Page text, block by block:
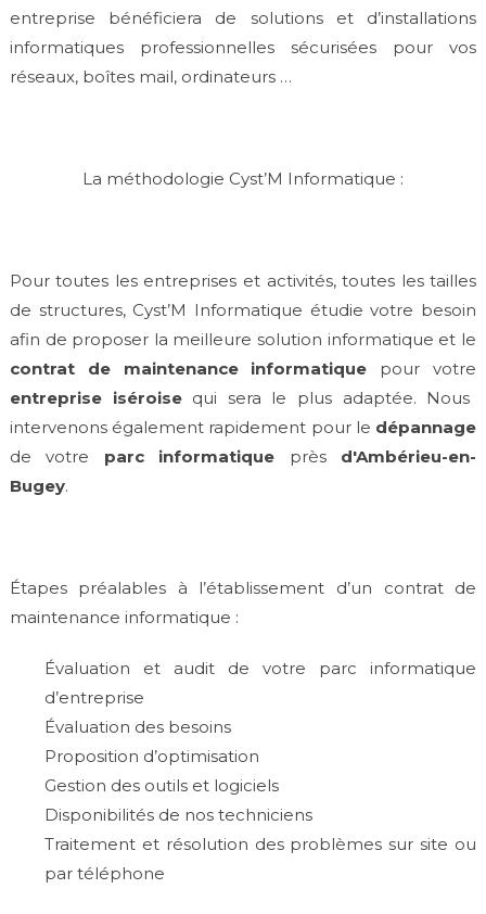
entreprise bénéficiera de solutions et d’installations
informatiques professionnelles sécurisées pour vos
réseaux, boîtes mail, ordinateurs …
La méthodologie Cyst’M Informatique :
Pour toutes les entreprises et activités, toutes les tailles
de structures, Cyst’M Informatique étudie votre besoin
afin de proposer la meilleure solution informatique et le
contrat de maintenance informatique pour votre
entreprise iséroisequi sera le plus adaptée. Nous
intervenons également rapidement pour le dépannage
de votre parc informatique près d'Ambérieu-en-
Bugey.
Étapes préalables à l’établissement d’un contrat de
maintenance informatique :
Évaluation et audit de votre parc informatique
d’entreprise
Évaluation des besoins
Proposition d’optimisation
Gestion des outils et logiciels
Disponibilités de nos techniciens
Traitement et résolution des problèmes sur site ou
par téléphone